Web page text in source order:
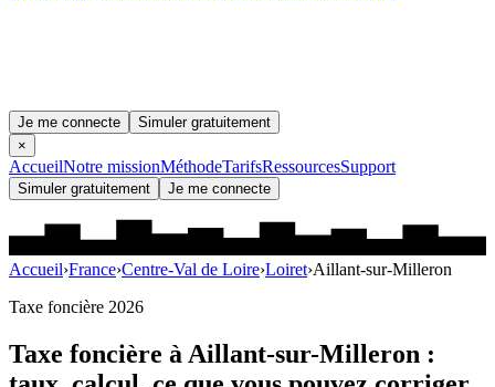
Je me connecte
Simuler gratuitement
×
AccueilNotre missionMéthodeTarifsRessourcesSupport
Simuler gratuitement Je me connecte
Accueil›France›Centre-Val de Loire›Loiret›Aillant-sur-Milleron
Taxe foncière 2026
Taxe foncière àAillant-sur-Milleron :